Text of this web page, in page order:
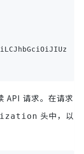
API 请求。在请求
头中，以